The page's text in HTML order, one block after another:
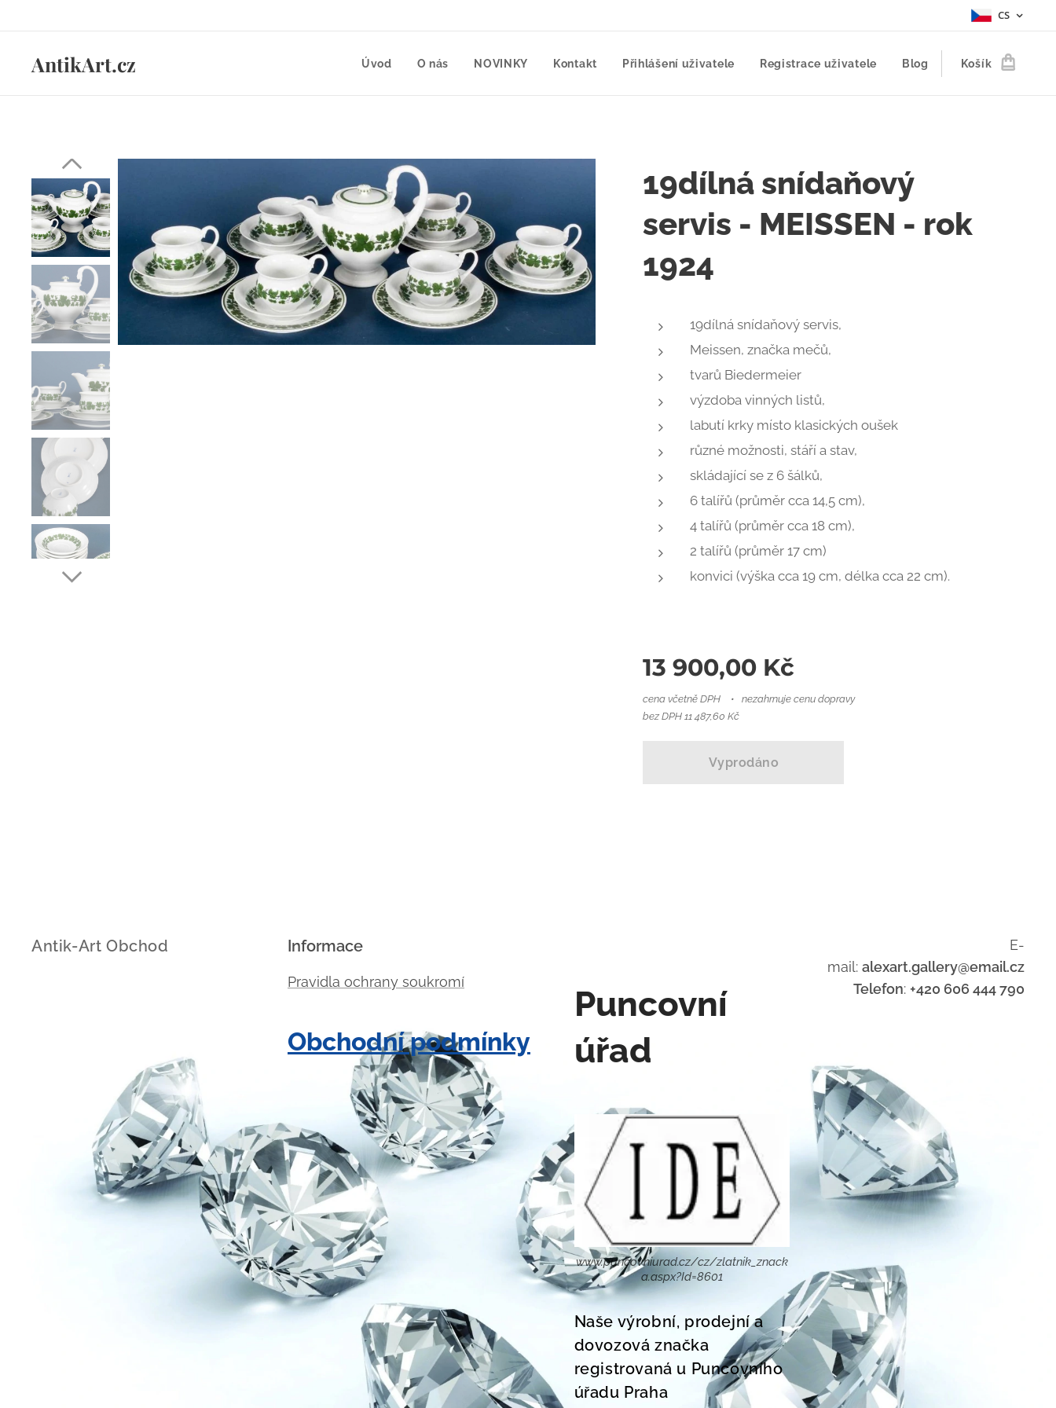
CS
AntikArt.cz Úvod O nás NOVINKY Kontakt Přihlášení uživatele Registrace uživatele Blog Košík
19dílná snídaňový
servis - MEISSEN - rok
1924
19dílná snídaňový servis,
Meissen, značka mečů,
tvarů Biedermeier
výzdoba vinných listů,
labutí krky místo klasických oušek
různé možnosti, stáří a stav,
skládající se z 6 šálků,
6 talířů (průměr cca 14,5 cm),
4 talířů (průměr cca 18 cm),
2 talířů (průměr 17 cm)
konvici (výška cca 19 cm, délka cca 22 cm).
13 900,00 Kč
cena včetně DPH
nezahrnuje cenu dopravy
bez DPH 11 487,60 Kč
Vyprodáno
Antik-Art Obchod Informace
Pravidla ochrany soukromí
Obchodní podmínky
Puncovní
úřad
www.puncovniurad.cz/cz/zlatnik_znack
a.aspx?Id=8601
Naše výrobní, prodejní a
dovozová značka
registrovaná u Puncovního
úřadu Praha
E-
mail: alexart.gallery@email.cz
Telefon: +420 606 444 790